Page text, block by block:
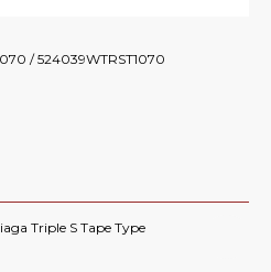
/ 524039WTRST1070
Triple S Tape Type